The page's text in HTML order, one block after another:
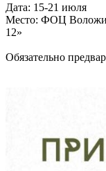
Дата: 15-21 июля
Место: ФОЦ
12»
Обязательно